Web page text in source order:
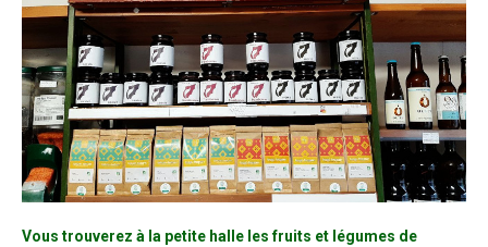
Vous trouverez à la petite halle les fruits et légumes de